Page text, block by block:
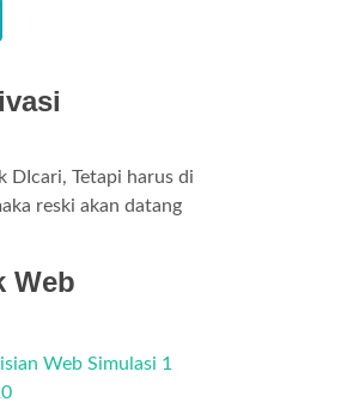
Lingkungan".."
DIcari, Tetapi harus di
reski akan datang
Web
Web Simulasi 1